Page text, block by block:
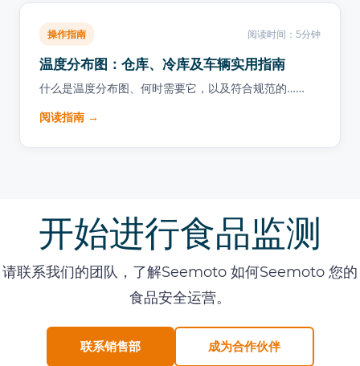
操作指南 阅读时间：5分钟
温度分布图：仓库、冷库及车辆实用指南
什么是温度分布图、何时需要它，以及符合规范的……
阅读指南 →
开始进行食品监测
请联系我们的团队，了解Seemoto 如何Seemoto 您的
食品安全运营。
联系销售部 成为合作伙伴